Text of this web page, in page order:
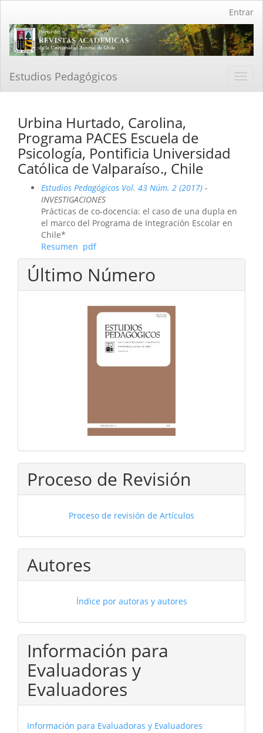
Contenido
principal
Barra
Entrar
Estudios Pedagógicos
Urbina Hurtado, Carolina,
Programa PACES Escuela de
Psicología, Pontificia Universidad
Católica de Valparaíso., Chile
Estudios Pedagógicos Vol. 43 Núm. 2 (2017) -
INVESTIGACIONES
Prácticas de co-docencia: el caso de una dupla en
el marco del Programa de Integración Escolar en
Chile*
Resumen pdf
Último Número
Proceso de Revisión
Proceso de revisión de Artículos
Autores
Índice por autoras y autores
Información para
Evaluadoras y
Evaluadores
Información para Evaluadoras y Evaluadores